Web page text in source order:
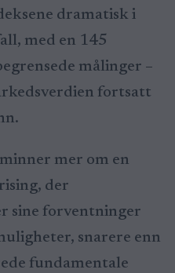
dramatisk i
med en 145
målinger –
fortsatt
mer om en
der
sine forventninger
snarere enn
fundamentale